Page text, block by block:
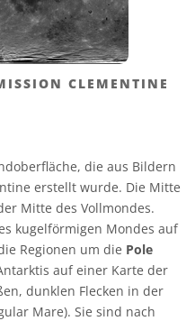
CLEMENTINE
die aus Bildern
erstellt wurde. Die Mitte
Mitte des Vollmondes.
kugelförmigen Mondes auf
Regionen um die Pole
auf einer Karte der
dunklen Flecken in der
Mare). Sie sind nach